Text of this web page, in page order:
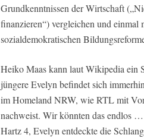
Grundkenntnissen der Wirtschaft
finanzieren“) vergleichen und
sozialdemokratischen
Heiko Maas kann laut Wikipedia ein
jüngere Evelyn befindet sich
im Homeland NRW, wie RTL mit
nachweist. Wir könnten das endlos
Hartz 4, Evelyn entdeckte die